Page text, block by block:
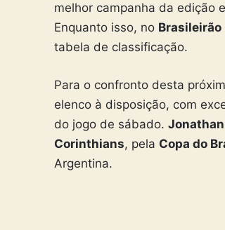
melhor campanha da edição
Enquanto isso, no Brasileirão
tabela de classificação.
Para o confronto desta
elenco à disposição, com
do jogo de sábado.
Corinthians, pela Copa do
Argentina.